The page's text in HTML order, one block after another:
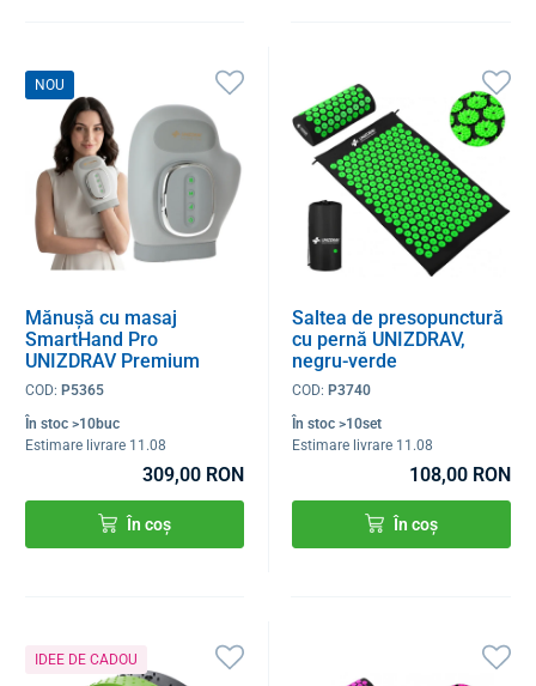
NOU
Mănușă cu masaj
SmartHand Pro
UNIZDRAV Premium
COD: P5365
În stoc >10buc
Estimare livrare 11.08
309,00 RON
În coș
Saltea de presopunctură
cu pernă UNIZDRAV,
negru-verde
COD:P3740
În stoc >10set
Estimare livrare 11.08
108,00 RON
În coș
IDEE DE CADOU